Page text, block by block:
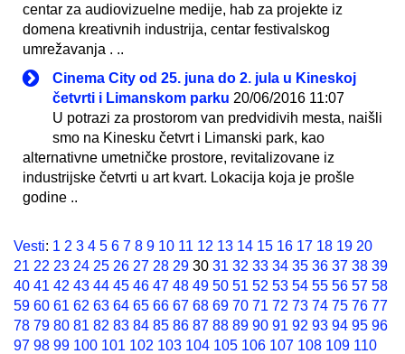
centar za audiovizuelne medije, hab za projekte iz
domena kreativnih industrija, centar festivalskog
umrežavanja . ..
Cinema City od 25. juna do 2. jula u Kineskoj
četvrti i Limanskom parku 20/06/2016 11:07
U potrazi za prostorom van predvidivih mesta, naišli
smo na Kinesku četvrt i Limanski park, kao
alternativne umetničke prostore, revitalizovane iz
industrijske četvrti u art kvart. Lokacija koja je prošle
godine ..
Vesti: 1 2 3 4 5 6 7 8 9 10 11 12 13 14 15 16 17 18 19 20
21 22 23 24 25 26 27 28 29 30 31 32 33 34 35 36 37 38 39
40 41 42 43 44 45 46 47 48 49 50 51 52 53 54 55 56 57 58
59 60 61 62 63 64 65 66 67 68 69 70 71 72 73 74 75 76 77
78 79 80 81 82 83 84 85 86 87 88 89 90 91 92 93 94 95 96
97 98 99 100 101 102 103 104 105 106 107 108 109 110